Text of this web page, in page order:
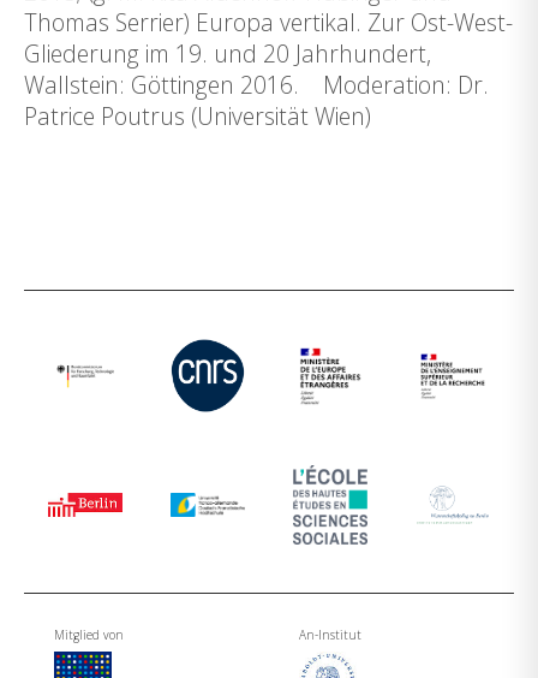
Thomas Serrier) Europa vertikal. Zur Ost-West-
Gliederung im 19. und 20 Jahrhundert,
Wallstein: Göttingen 2016. Moderation: Dr.
Patrice Poutrus (Universität Wien)
Mitglied von An-Institut